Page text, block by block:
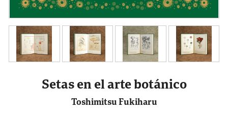
Setas en el arte botánico
Toshimitsu Fukiharu